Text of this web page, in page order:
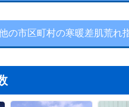
の市区町村の寒暖差肌荒れ